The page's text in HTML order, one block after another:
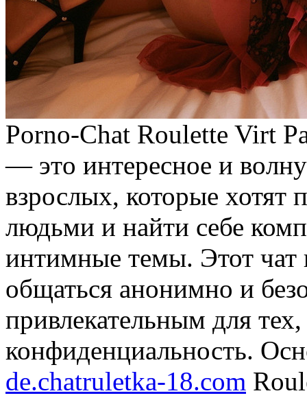
Porno-Chat Roulette Virt
— этo интeрeснoe и
взрослых, которые хотят
людьми и найти себе
интимные темы. Этот чат
общаться анонимно и
привлекательным для
конфиденциальность.
de.chatruletka-18.com